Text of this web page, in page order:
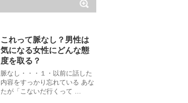
これって脈なし？男性は
気になる女性にどんな態
度を取る？
脈なし・・・１・以前に話した
内容をすっかり忘れている あな
たが「こないだ行くって …